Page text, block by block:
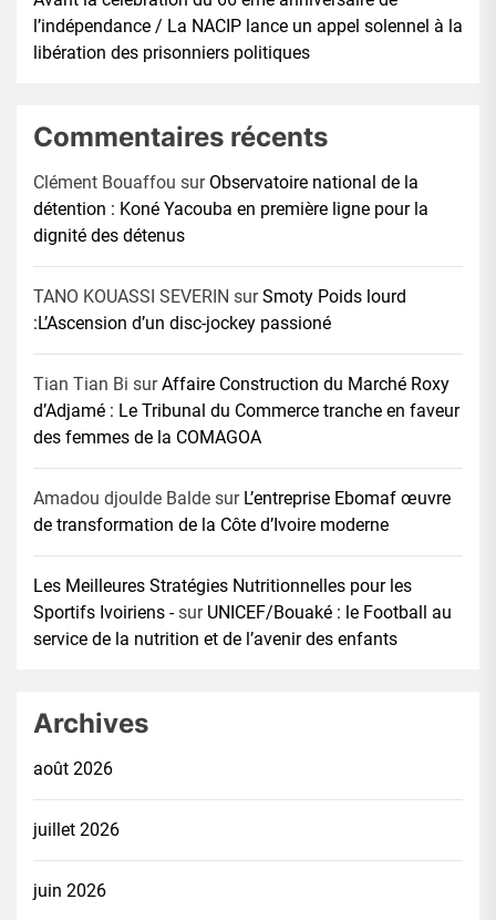
l’indépendance / La NACIP lance un appel solennel à la
libération des prisonniers politiques
Commentaires récents
Clément Bouaffou sur Observatoire national de la
détention : Koné Yacouba en première ligne pour la
dignité des détenus
TANO KOUASSI SEVERIN surSmoty Poids lourd
:L’Ascension d’un disc-jockey passioné
Tian Tian Bi surAffaire Construction du Marché Roxy
d’Adjamé : Le Tribunal du Commerce tranche en faveur
des femmes de la COMAGOA
Amadou djoulde Balde sur L’entreprise Ebomaf œuvre
de transformation de la Côte d’Ivoire moderne
Les Meilleures Stratégies Nutritionnelles pour les
Sportifs Ivoiriens -sur UNICEF/Bouaké : le Football au
service de la nutrition et de l’avenir des enfants
Archives
août 2026
juillet 2026
juin 2026